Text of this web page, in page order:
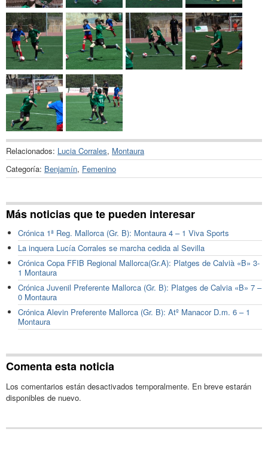
Relacionados: Lucia Corrales, Montaura
Categoría: Benjamín, Femenino
Más noticias que te pueden interesar
Crónica 1ª Reg. Mallorca (Gr. B): Montaura 4 – 1 Viva Sports
La inquera Lucía Corrales se marcha cedida al Sevilla
Crónica Copa FFIB Regional Mallorca(Gr.A): Platges de Calvià «B» 3-
1 Montaura
Crónica Juvenil Preferente Mallorca (Gr. B): Platges de Calvia «B» 7 –
0 Montaura
Crónica Alevin Preferente Mallorca (Gr. B): Atº Manacor D.m. 6 – 1
Montaura
Comenta esta noticia
Los comentarios están desactivados temporalmente. En breve estarán
disponibles de nuevo.